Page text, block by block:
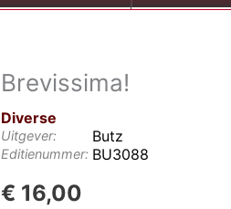
Brevissima!
Diverse
Uitgever: Butz
Editienummer: BU3088
€ 16,00